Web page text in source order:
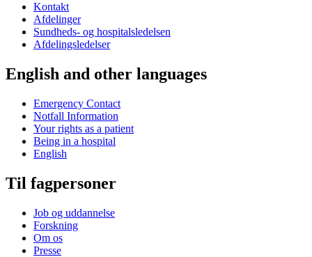
Kontakt
Afdelinger
Sundheds- og hospitalsledelsen
Afdelingsledelser
English and other languages
Emergency Contact
Notfall Information
Your rights as a patient
Being in a hospital
English
Til fagpersoner
Job og uddannelse
Forskning
Om os
Presse